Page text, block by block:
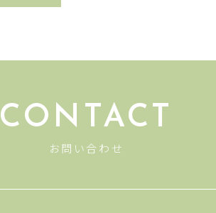
CONTACT
お問い合わせ